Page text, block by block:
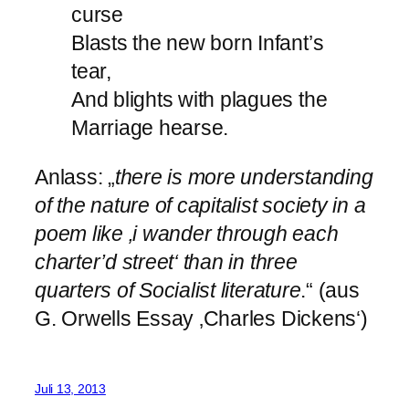
curse
Blasts the new born Infant’s
tear,
And blights with plagues the
Marriage hearse.
Anlass: „there is more understanding
of the nature of capitalist society in a
poem like ‚i wander through each
charter’d street‘ than in three
quarters of Socialist literature.“ (aus
G. Orwells Essay ‚Charles Dickens‘)
Juli 13, 2013